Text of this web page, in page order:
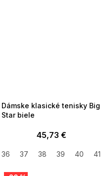
Dámske klasické tenisky Big
Star biele
45,73 €
36 37 38 39 40 41